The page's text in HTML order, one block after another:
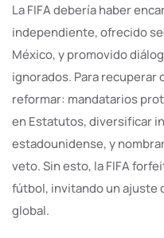
La FIFA debería haber
independiente, ofrecido
México, y promovido
ignorados. Para recuperar
reformar: mandatarios
en Estatutos, diversificar
estadounidense, y
veto. Sin esto, la FIFA
fútbol, invitando un ajuste
global.